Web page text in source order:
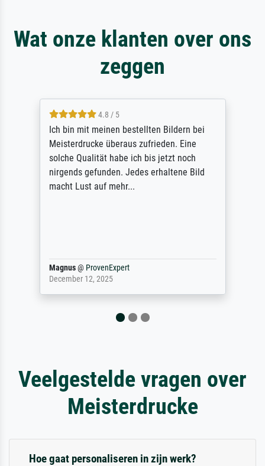
Wat onze klanten over ons
zeggen
5 / 5
Rundum positive Erfahrung. Die Ausführung
des Auftrags hat eine Weile gedauert, die
angekündigte Lieferzeit wurde aber
letztlich sogar etwas unterschritten. Die
Qualität des Papiers und des Drucks
Dr.@ProvenExpert
February 3, 2026
Veelgestelde vragen over
Meisterdrucke
Hoe gaat personaliseren in zijn werk?